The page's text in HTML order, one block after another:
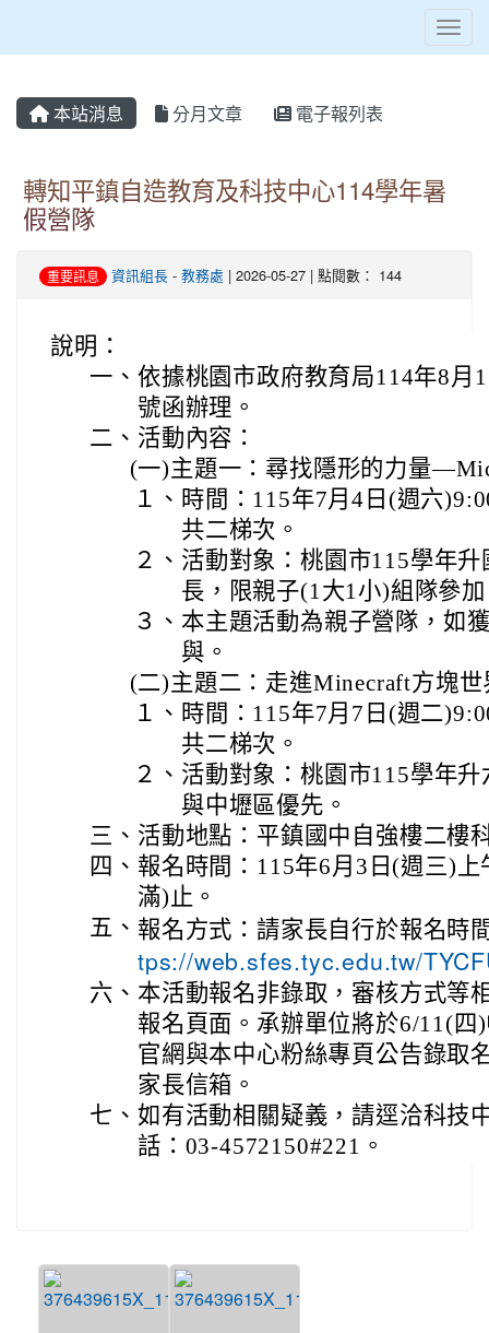
本站消息 分月文章 電子報列表
轉知平鎮自造教育及科技中心114學年暑
假營隊
重要訊息 資訊組長 - 教務處 | 2026-05-27 | 點閱數： 144
說明：
一、 依據桃園市政府教育局114年8月
號函辦理。
二、 活動內容：
(一)主題一：尋找隱形的力量
１、 時間：115年7月4日(週六
共二梯次。
２、 活動對象：桃園市115學年
長，限親子(1大1小)組隊參
３、 本主題活動為親子營隊，如
與。
(二)主題二：走進Minecraft方塊世
１、 時間：115年7月7日(週二
共二梯次。
２、 活動對象：桃園市115學年
與中壢區優先。
三、 活動地點：平鎮國中自強樓二樓
四、 報名時間：115年6月3日(週三)
滿)止。
五、 報名方式：請家長自行於報名時
tps://web.sfes.tyc.edu.tw/
六、 本活動報名非錄取，審核方式等
報名頁面。承辦單位將於6/11(四
官網與本中心粉絲專頁公告錄取
家長信箱。
七、 如有活動相關疑義，請逕洽科技
話：03-4572150#221。